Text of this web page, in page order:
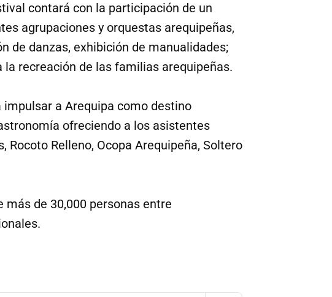
contará con la participación de un
agrupaciones y orquestas arequipeñas,
de danzas, exhibición de manualidades;
recreación de las familias arequipeñas.
a Arequipa como destino
ofreciendo a los asistentes
Relleno, Ocopa Arequipeña, Soltero
de 30,000 personas entre